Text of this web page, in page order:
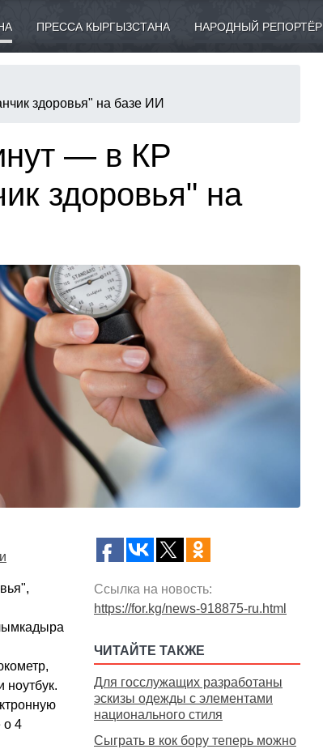
ПРЕССА КЫРГЫЗСТАНА НАРОДНЫЙ РЕПОРТЁР
здоровья" на базе ИИ
— в КР
здоровья" на
ноутбук.
о 4
Ссылка на новость:
https://for.kg/news-918875-ru.html
ЧИТАЙТЕ ТАКЖЕ
Для госслужащих разработаны
эскизы одежды с элементами
национального стиля
Сыграть в кок бору теперь можно